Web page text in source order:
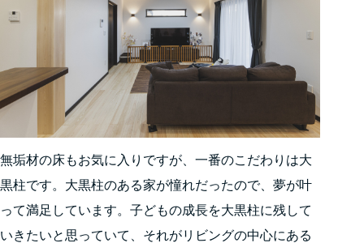
無垢材の床もお気に入りですが、一番のこだわりは大
黒柱です。大黒柱のある家が憧れだったので、夢が叶
って満足しています。子どもの成長を大黒柱に残して
いきたいと思っていて、それがリビングの中心にある